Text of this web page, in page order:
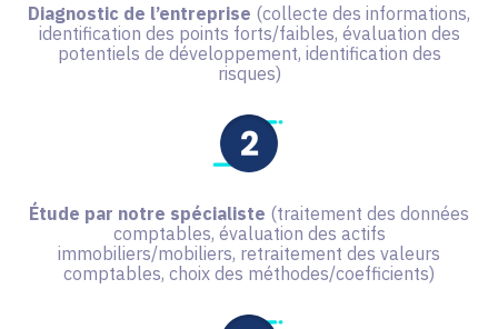
Diagnostic de l’entreprise (collecte des informations,
identification des points forts/faibles, évaluation des
potentiels de développement, identification des
risques)
Étude par notre spécialiste (traitement des données
comptables, évaluation des actifs
immobiliers/mobiliers, retraitement des valeurs
comptables, choix des méthodes/coefficients)